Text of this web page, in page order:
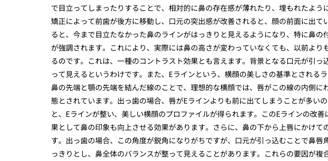
で目立ってしまったりすることで、相対的に鼻の存在感が薄れたり、埋もれたよう
矯正によって前歯が後方に移動し、口元の突出感が改善されると、顔の前面に出て
ると、今まで目立たなかった鼻のラインがはっきりと見えるようになり、特に鼻の
が強調されます。これにより、実際には鼻の高さが変わっていなくても、以前より
るのです。これは、一種のコントラスト効果とも言えます。背景となる口元が引っ
って見えるというわけです。また、Eラインという、横顔の美しさの基準とされる
鼻の先端と顎の先端を結んだ線のことで、理想的な横顔では、唇がこの線の内側に
態とされています。出っ歯の場合、唇がEラインよりも前に出てしまうことが多い
と、Eラインが整い、美しい横顔のプロファイルが得られます。このEラインの改
果として鼻の印象も向上させる効果があります。さらに、鼻の下から上唇にかけて
す。出っ歯の場合、この角度が鋭角になりがちですが、口元が引っ込むことで鼻唇
っきりとし、鼻全体のバランスが整って見えることがあります。これらの要因が複